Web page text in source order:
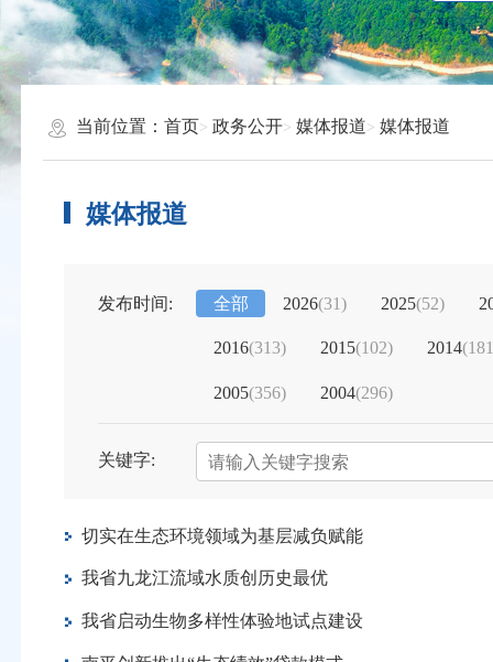
当前位置：首页 政务公开 媒体报道 媒体报道
媒体报道
发布时间: 全部 2026(31) 2025(52)
2016(313) 2015(102) 2014
2005(356) 2004(296)
关键字:
切实在生态环境领域为基层减负赋能
我省九龙江流域水质创历史最优
我省启动生物多样性体验地试点建设